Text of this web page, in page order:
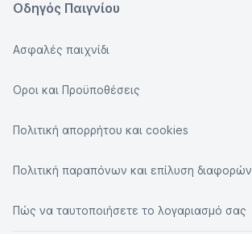
Οδηγός Παιγνίου
Ασφαλές παιχνίδι
Οροι και Προϋποθέσεις
Πολιτική απορρήτου και cookies
Πολιτική παραπόνων και επίλυση διαφορών
Πώς να ταυτοποιήσετε το λογαριασμό σας